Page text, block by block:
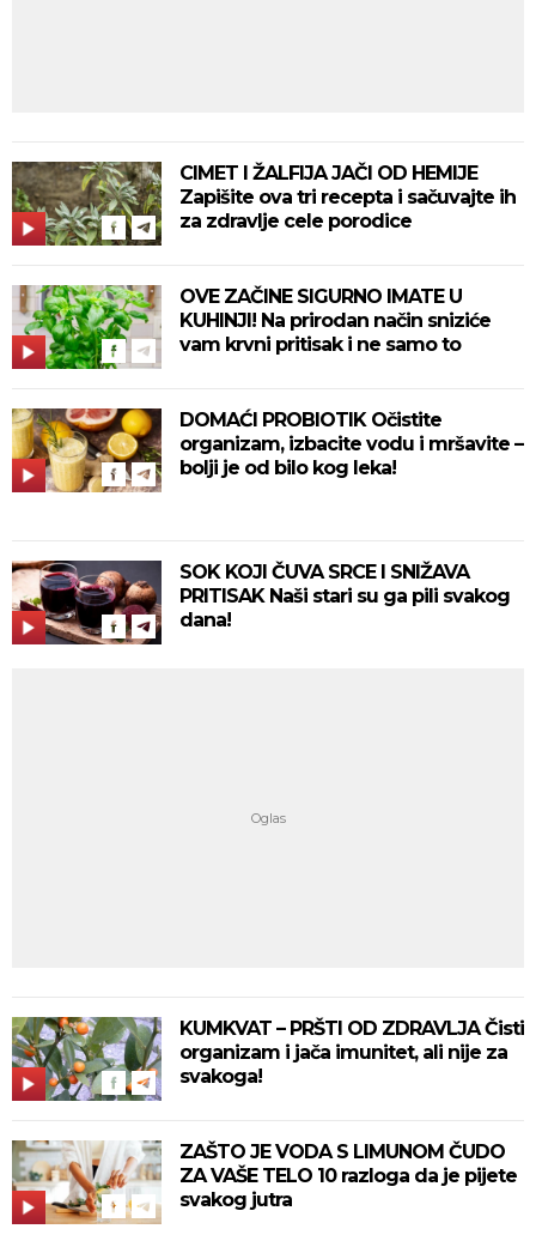
CIMET I ŽALFIJA JAČI OD HEMIJE
Zapišite ova tri recepta i sačuvajte ih
za zdravlje cele porodice
OVE ZAČINE SIGURNO IMATE U
KUHINJI! Na prirodan način sniziće
vam krvni pritisak i ne samo to
DOMAĆI PROBIOTIK Očistite
organizam, izbacite vodu i mršavite –
bolji je od bilo kog leka!
SOK KOJI ČUVA SRCE I SNIŽAVA
PRITISAK Naši stari su ga pili svakog
dana!
KUMKVAT – PRŠTI OD ZDRAVLJA Čisti
organizam i jača imunitet, ali nije za
svakoga!
ZAŠTO JE VODA S LIMUNOM ČUDO
ZA VAŠE TELO 10 razloga da je pijete
svakog jutra